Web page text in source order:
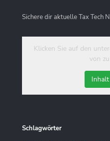
Sichere dir aktuelle Tax Tech
Klicken Sie auf den
von
Schlagwörter